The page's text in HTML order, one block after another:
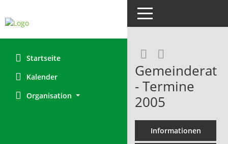
Startseite
Kalender
Organisation
Toggle navigation
Gemeinderat
- Termine
2005
Informationen